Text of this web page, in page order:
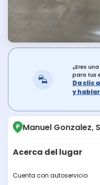
¿Eres
para tus
Da clic
y
Manuel Gonzalez,
Acerca del lugar
Descripción del
Cuenta con autoservicio